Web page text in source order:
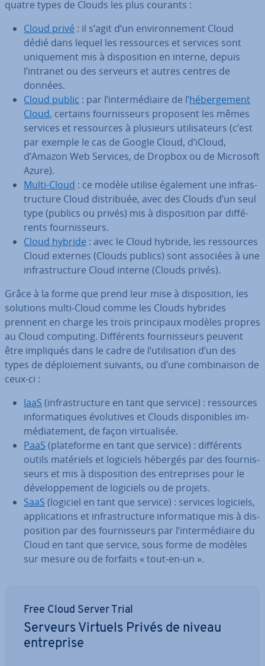
quatre types de Clouds les plus courants :
Cloud privé : il s’agit d’un en­vi­ron­ne­ment Cloud
dédié dans lequel les res­sources et services sont
uni­que­ment mis à dis­po­si­tion en interne, depuis
l’intranet ou des serveurs et autres centres de
données.
Cloud public : par l’in­ter­mé­diaire de l’hé­ber­ge­ment
Cloud, certains four­nis­seurs proposent les mêmes
services et res­sources à plusieurs uti­li­sa­teurs (c’est
par exemple le cas de Google Cloud, d’iCloud,
d’Amazon Web Services, de Dropbox ou de Microsoft
Azure).
Multi-Cloud : ce modèle utilise également une in­fras­
truc­ture Cloud dis­tri­buée, avec des Clouds d’un seul
type (publics ou privés) mis à dis­po­si­tion par dif­fé­
rents four­nis­seurs.
Cloud hybride : avec le Cloud hybride, les res­sources
Cloud externes (Clouds publics) sont associées à une
in­fras­truc­ture Cloud interne (Clouds privés).
Grâce à la forme que prend leur mise à dis­po­si­tion, les
solutions multi-Cloud comme les Clouds hybrides
prennent en charge les trois prin­ci­paux modèles propres
au Cloud computing. Dif­fé­rents four­nis­seurs peuvent
être impliqués dans le cadre de l’uti­li­sa­tion d’un des
types de dé­ploie­ment suivants, ou d’une com­bi­nai­son de
ceux-ci :
IaaS (in­fras­truc­ture en tant que service) : res­sources
in­for­ma­tiques évo­lu­tives et Clouds dis­po­nibles im­
mé­dia­te­ment, de façon vir­tua­li­sée.
PaaS (pla­te­forme en tant que service) : dif­fé­rents
outils matériels et logiciels hébergés par des four­nis­
seurs et mis à dis­po­si­tion des en­tre­prises pour le
dé­ve­lop­pe­ment de logiciels ou de projets.
SaaS (logiciel en tant que service) : services logiciels,
ap­pli­ca­tions et in­fras­truc­ture in­for­ma­tique mis à dis­
po­si­tion par des four­nis­seurs par l’in­ter­mé­diaire du
Cloud en tant que service, sous forme de modèles
sur mesure ou de forfaits « tout-en-un ».
Free Cloud Server Trial
Serveurs Virtuels Privés de niveau
en­tre­prise